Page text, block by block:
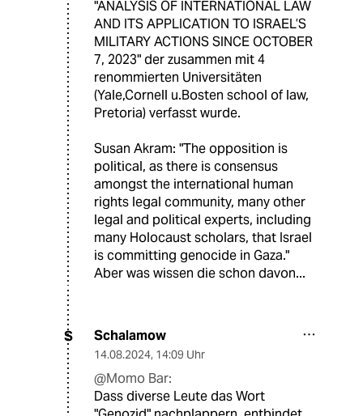
"ANALYSIS OF INTERNATIONAL LAW
AND ITS APPLICATION TO ISRAEL’S
MILITARY ACTIONS SINCE OCTOBER
7, 2023" der zusammen mit 4
renommierten Universitäten
(Yale,Cornell u.Bosten school of law,
Pretoria) verfasst wurde.
Susan Akram: "The opposition is
political, as there is consensus
amongst the international human
rights legal community, many other
legal and political experts, including
many Holocaust scholars, that Israel
is committing genocide in Gaza."
Aber was wissen die schon davon...
S Schalamow
14.08.2024, 14:09 Uhr
@Momo Bar:
Dass diverse Leute das Wort